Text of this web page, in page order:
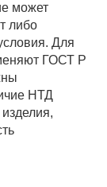
может
либо
Для
ГОСТ Р
НТД